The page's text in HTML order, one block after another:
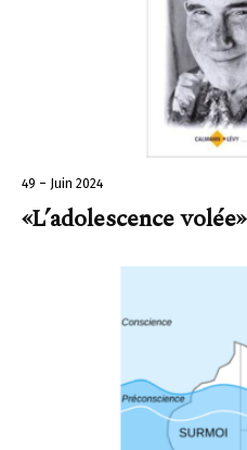
49 – Juin 2024
«L’adolescence volée»